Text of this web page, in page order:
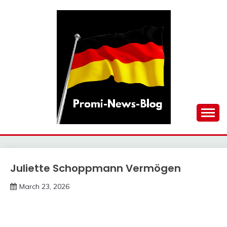
PROMI-NEWS-BLOG
Trends
Juliette Schoppmann Vermögen
March 23, 2026